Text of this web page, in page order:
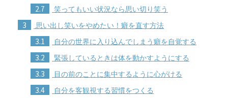
2.7 笑ってもいい状況なら思い切り笑う
3 思い出し笑いをやめたい！癖を直す方法
3.1 自分の世界に入り込んでしまう癖を自覚する
3.2 緊張しているときは体を動かすようにする
3.3 目の前のことに集中するように心がける
3.4 自分を客観視する習慣をつくる